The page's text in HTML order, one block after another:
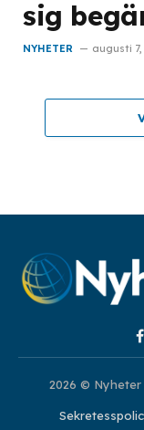
sig
NYHETER augusti 7,
2026 ©